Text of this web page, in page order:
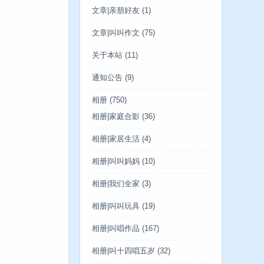
文章|亲朋好友 (1)
文章|叫叫作文 (75)
关于本站 (11)
通知公告 (9)
相册 (750)
相册|家庭合影 (36)
相册|家居生活 (4)
相册|叫叫妈妈 (10)
相册|我们全家 (3)
相册|叫叫玩具 (19)
相册|叫唱作品 (167)
相册|叫十四唱五岁 (32)